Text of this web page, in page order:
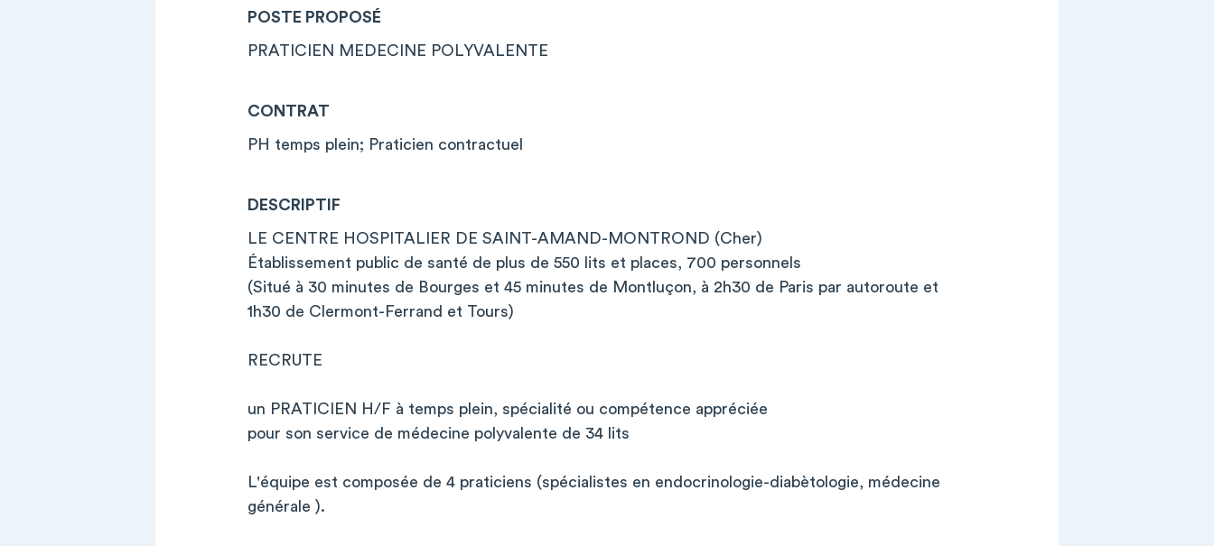
POSTE PROPOSÉ
PRATICIEN MEDECINE POLYVALENTE
CONTRAT
PH temps plein; Praticien contractuel
DESCRIPTIF
LE CENTRE HOSPITALIER DE SAINT-AMAND-MONTROND (Cher)
Établissement public de santé de plus de 550 lits et places, 700 personnels
(Situé à 30 minutes de Bourges et 45 minutes de Montluçon, à 2h30 de Paris par autoroute et
1h30 de Clermont-Ferrand et Tours)
RECRUTE
un PRATICIEN H/F à temps plein, spécialité ou compétence appréciée
pour son service de médecine polyvalente de 34 lits
L'équipe est composée de 4 praticiens (spécialistes en endocrinologie-diabètologie, médecine
générale ).